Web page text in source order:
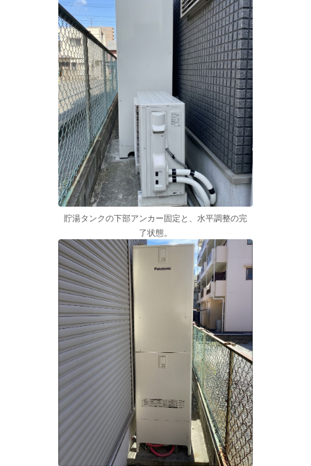
貯湯タンクの下部アンカー固定と、水平調整の完
了状態。